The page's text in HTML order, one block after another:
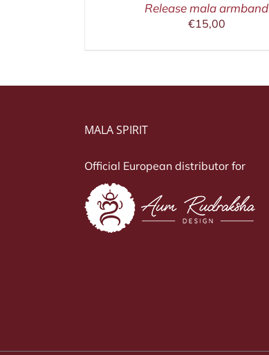
Release mala armband
€15,00
MALA SPIRIT
Official European distributor for